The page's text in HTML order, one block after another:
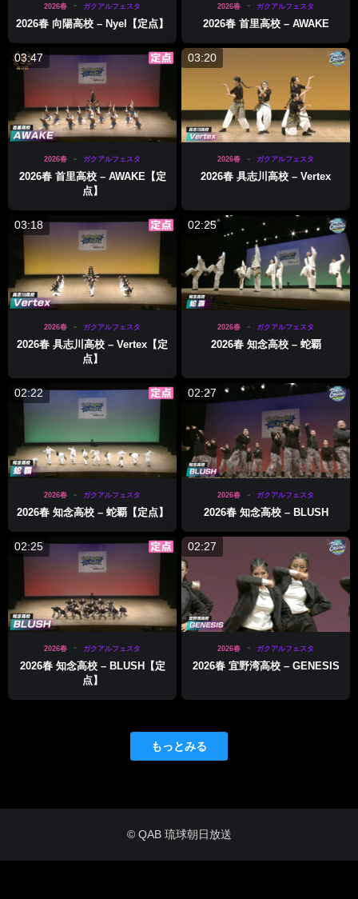
2026春 ガクアルフェスタ
2026春 向陽高校 – Nyel【定点】
2026春 ガクアルフェスタ
2026春 首里高校 – AWAKE
03:47
2026春 ガクアルフェスタ
2026春 首里高校 – AWAKE【定
点】
03:20
2026春 ガクアルフェスタ
2026春 具志川高校 – Vertex
03:18
2026春 ガクアルフェスタ
2026春 具志川高校 – Vertex【定
点】
02:25
2026春 ガクアルフェスタ
2026春 知念高校 – 蛇覇
02:22
2026春 ガクアルフェスタ
2026春 知念高校 – 蛇覇【定点】
02:27
2026春 ガクアルフェスタ
2026春 知念高校 – BLUSH
02:25
2026春 ガクアルフェスタ
2026春 知念高校 – BLUSH【定
点】
02:27
2026春 ガクアルフェスタ
2026春 宜野湾高校 – GENESIS
もっとみる
© QAB 琉球朝日放送